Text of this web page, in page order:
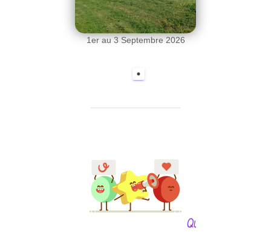
1er au 3 Septembre 2026